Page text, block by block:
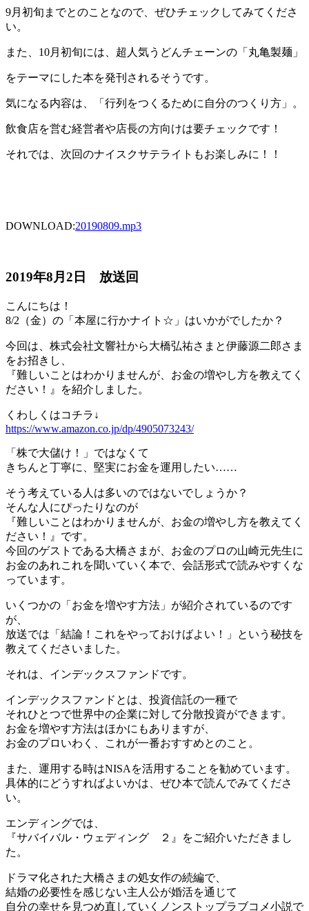
9月初旬までとのことなので、ぜひチェックしてみてくださ
い。
また、10月初旬には、超人気うどんチェーンの「丸亀製麺」
をテーマにした本を発刊されるそうです。
気になる内容は、「行列をつくるために自分のつくり方」。
飲食店を営む経営者や店長の方向けは要チェックです！
それでは、次回のナイスクサテライトもお楽しみに！！
DOWNLOAD:20190809.mp3
2019年8月2日 放送回
こんにちは！
8/2（金）の「本屋に行かナイト☆」はいかがでしたか？
今回は、株式会社文響社から大橋弘祐さまと伊藤源二郎さま
をお招きし、
『難しいことはわかりませんが、お金の増やし方を教えてく
ださい！』を紹介しました。
くわしくはコチラ↓
https://www.amazon.co.jp/dp/4905073243/
「株で大儲け！」ではなくて
きちんと丁寧に、堅実にお金を運用したい……
そう考えている人は多いのではないでしょうか？
そんな人にぴったりなのが
『難しいことはわかりませんが、お金の増やし方を教えてく
ださい！』です。
今回のゲストである大橋さまが、お金のプロの山崎元先生に
お金のあれこれを聞いていく本で、会話形式で読みやすくな
っています。
いくつかの「お金を増やす方法」が紹介されているのです
が、
放送では「結論！これをやっておけばよい！」という秘技を
教えてくださいました。
それは、インデックスファンドです。
インデックスファンドとは、投資信託の一種で
それひとつで世界中の企業に対して分散投資ができます。
お金を増やす方法はほかにもありますが、
お金のプロいわく、これが一番おすすめとのこと。
また、運用する時はNISAを活用することを勧めています。
具体的にどうすればよいかは、ぜひ本で読んでみてくださ
い。
エンディングでは、
『サバイバル・ウェディング ２』をご紹介いただきまし
た。
ドラマ化された大橋さまの処女作の続編で、
結婚の必要性を感じない主人公が婚活を通じて
自分の幸せを見つめ直していくノンストップラブコメ小説で